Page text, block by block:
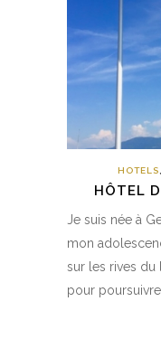
HOTELS
HÔTEL
Je suis née à
mon
sur les rives du
pour poursuivre